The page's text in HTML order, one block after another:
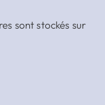
sont stockés sur